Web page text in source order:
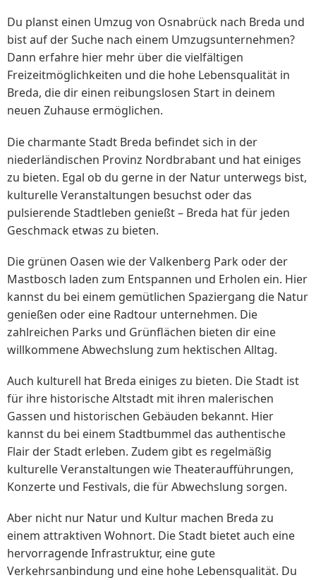
Du planst einen Umzug von Osnabrück nach Breda und
bist auf der Suche nach einem Umzugsunternehmen?
Dann erfahre hier mehr über die vielfältigen
Freizeitmöglichkeiten und die hohe Lebensqualität in
Breda, die dir einen reibungslosen Start in deinem
neuen Zuhause ermöglichen.
Die charmante Stadt Breda befindet sich in der
niederländischen Provinz Nordbrabant und hat einiges
zu bieten. Egal ob du gerne in der Natur unterwegs bist,
kulturelle Veranstaltungen besuchst oder das
pulsierende Stadtleben genießt – Breda hat für jeden
Geschmack etwas zu bieten.
Die grünen Oasen wie der Valkenberg Park oder der
Mastbosch laden zum Entspannen und Erholen ein. Hier
kannst du bei einem gemütlichen Spaziergang die Natur
genießen oder eine Radtour unternehmen. Die
zahlreichen Parks und Grünflächen bieten dir eine
willkommene Abwechslung zum hektischen Alltag.
Auch kulturell hat Breda einiges zu bieten. Die Stadt ist
für ihre historische Altstadt mit ihren malerischen
Gassen und historischen Gebäuden bekannt. Hier
kannst du bei einem Stadtbummel das authentische
Flair der Stadt erleben. Zudem gibt es regelmäßig
kulturelle Veranstaltungen wie Theateraufführungen,
Konzerte und Festivals, die für Abwechslung sorgen.
Aber nicht nur Natur und Kultur machen Breda zu
einem attraktiven Wohnort. Die Stadt bietet auch eine
hervorragende Infrastruktur, eine gute
Verkehrsanbindung und eine hohe Lebensqualität. Du